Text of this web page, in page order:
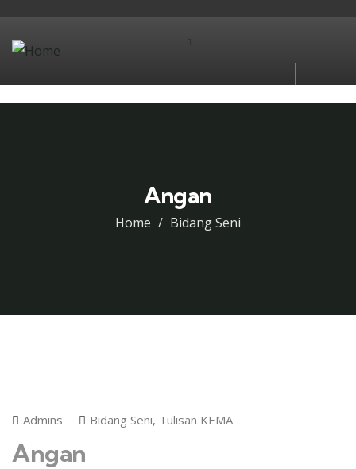
Angan
Home Bidang Seni
Admins Bidang Seni, Tulisan KEMA
Angan